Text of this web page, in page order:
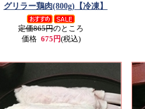
グリラー鶏肉(800g) 【冷凍】
定価865円のところ
価格 675円(税込)